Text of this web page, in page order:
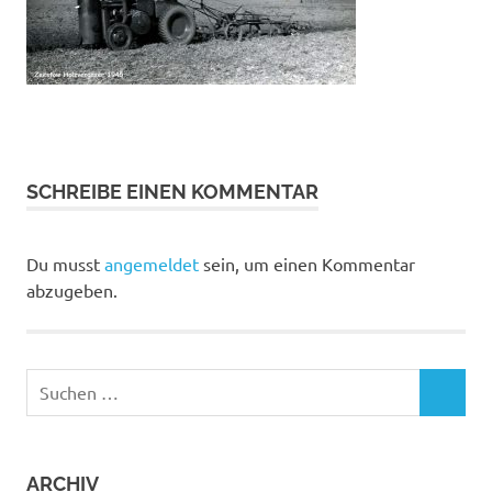
SCHREIBE EINEN KOMMENTAR
Du musst angemeldet sein, um einen Kommentar
abzugeben.
Suchen
ARCHIV